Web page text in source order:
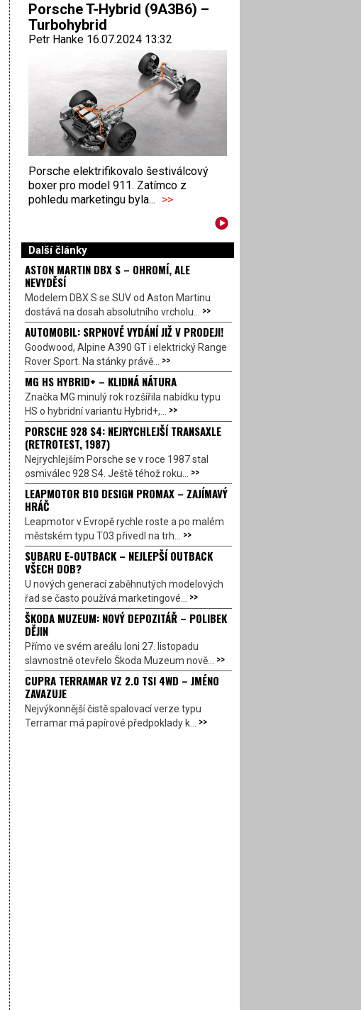
Porsche T-Hybrid (9A3B6) –
Turbohybrid
Petr Hanke 16.07.2024 13:32
Porsche elektrifikovalo šestiválcový
boxer pro model 911. Zatímco z
pohledu marketingu byla... >>
Další články
ASTON MARTIN DBX S – OHROMÍ, ALE
NEVYDĚSÍ
Modelem DBX S se SUV od Aston Martinu
dostává na dosah absolutního vrcholu... >>
AUTOMOBIL: SRPNOVÉ VYDÁNÍ JIŽ V PRODEJI!
Goodwood, Alpine A390 GT i elektrický Range
Rover Sport. Na stánky právě... >>
MG HS HYBRID+ – KLIDNÁ NÁTURA
Značka MG minulý rok rozšířila nabídku typu
HS o hybridní variantu Hybrid+,... >>
PORSCHE 928 S4: NEJRYCHLEJŠÍ TRANSAXLE
(RETROTEST, 1987)
Nejrychlejším Porsche se v roce 1987 stal
osmiválec 928 S4. Ještě téhož roku... >>
LEAPMOTOR B10 DESIGN PROMAX – ZAJÍMAVÝ
HRÁČ
Leapmotor v Evropě rychle roste a po malém
městském typu T03 přivedl na trh... >>
SUBARU E-OUTBACK – NEJLEPŠÍ OUTBACK
VŠECH DOB?
U nových generací zaběhnutých modelových
řad se často používá marketingové... >>
ŠKODA MUZEUM: NOVÝ DEPOZITÁŘ – POLIBEK
DĚJIN
Přímo ve svém areálu loni 27. listopadu
slavnostně otevřelo Škoda Muzeum nově... >>
CUPRA TERRAMAR VZ 2.0 TSI 4WD – JMÉNO
ZAVAZUJE
Nejvýkonnější čistě spalovací verze typu
Terramar má papírové předpoklady k... >>